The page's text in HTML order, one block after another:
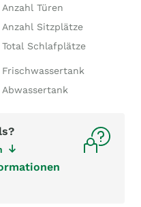
Anzahl Türen
Anzahl Sitzplätze
Total Schlafplätze
Frischwassertank
Abwassertank